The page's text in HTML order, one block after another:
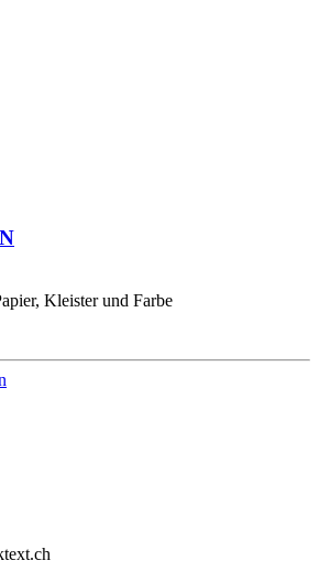
Kleister und Farbe